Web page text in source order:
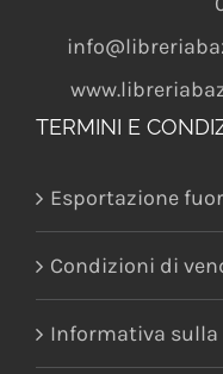
TERMINI E
Esportazione
Condizioni di
Informativa sulla